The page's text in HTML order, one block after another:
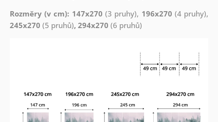
Rozměry (v cm): 147x270 (3 pruhy), 196x270 (4 pruhy),
245x270 (5 pruhů), 294x270 (6 pruhů)